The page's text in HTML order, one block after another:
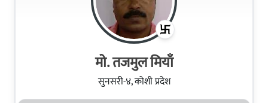
मो. तजमुल मियाँ
सुनसरी-४, कोशी प्रदेश